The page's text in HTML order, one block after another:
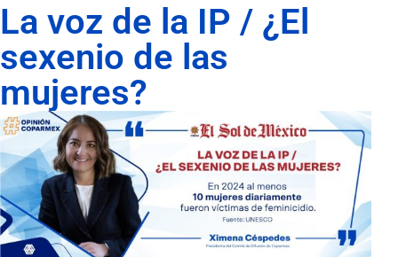
La voz de la IP / ¿El
sexenio de las
mujeres?